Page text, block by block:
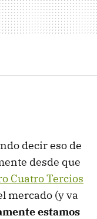
decir eso de
desde que
Cuatro Tercios
mercado (y va
estamos